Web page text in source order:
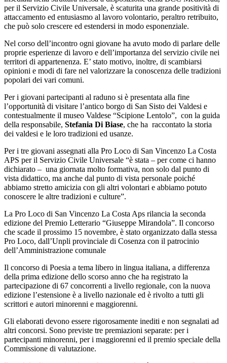
per il Servizio Civile Universale, è scaturita una grande positività di
attaccamento ed entusiasmo al lavoro volontario, peraltro retribuito,
che può solo crescere ed estendersi in modo esponenziale.
Nel corso dell’incontro ogni giovane ha avuto modo di parlare delle
proprie esperienze di lavoro e dell’importanza del servizio civile nei
territori di appartenenza. E’ stato motivo, inoltre, di scambiarsi
opinioni e modi di fare nel valorizzare la conoscenza delle tradizioni
popolari dei vari comuni.
Per i giovani partecipanti al raduno si è presentata alla fine
l’opportunità di visitare l’antico borgo di San Sisto dei Valdesi e
contestualmente il museo Valdese “Scipione Lentolo”, con la guida
della responsabile, Stefania Di Biase, che ha raccontato la storia
dei valdesi e le loro tradizioni ed usanze.
Per i tre giovani assegnati alla Pro Loco di San Vincenzo La Costa
APS per il Servizio Civile Universale “è stata – per come ci hanno
dichiarato – una giornata molto formativa, non solo dal punto di
vista didattico, ma anche dal punto di vista personale poiché
abbiamo stretto amicizia con gli altri volontari e abbiamo potuto
conoscere le altre tradizioni e culture”.
La Pro Loco di San Vincenzo La Costa Aps rilancia la seconda
edizione del Premio Letterario “Giuseppe Mirandola”. Il concorso
che scade il prossimo 15 novembre, è stato organizzato dalla stessa
Pro Loco, dall’Unpli provinciale di Cosenza con il patrocinio
dell’Amministrazione comunale
Il concorso di Poesia a tema libero in lingua italiana, a differenza
della prima edizione dello scorso anno che ha registrato la
partecipazione di 67 concorrenti a livello regionale, con la nuova
edizione l’estensione è a livello nazionale ed è rivolto a tutti gli
scrittori e autori minorenni e maggiorenni.
Gli elaborati devono essere rigorosamente inediti e non segnalati ad
altri concorsi. Sono previste tre premiazioni separate: per i
partecipanti minorenni, per i maggiorenni ed il premio speciale della
Commissione di valutazione.